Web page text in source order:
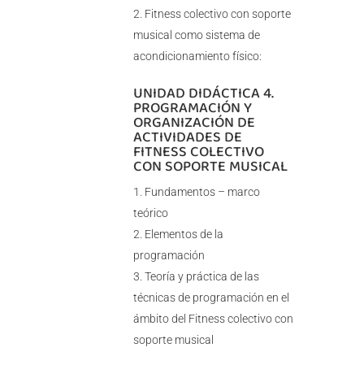
Fitness colectivo con soporte
musical como sistema de
acondicionamiento físico:
UNIDAD DIDÁCTICA 4.
PROGRAMACIÓN Y
ORGANIZACIÓN DE
ACTIVIDADES DE
FITNESS COLECTIVO
CON SOPORTE MUSICAL
Fundamentos – marco
teórico
Elementos de la
programación
Teoría y práctica de las
técnicas de programación en el
ámbito del Fitness colectivo con
soporte musical